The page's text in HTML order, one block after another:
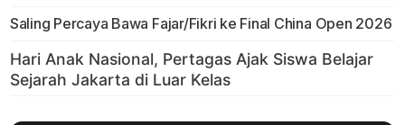
Saling Percaya Bawa Fajar/Fikri ke Final China Open 2026